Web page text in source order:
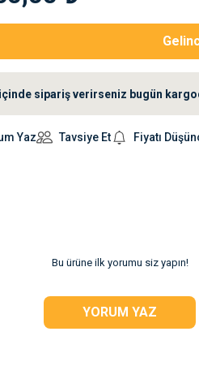
içinde sipariş verirseniz bugün
Yaz Tavsiye Et Fiyatı
Bu ürüne ilk yorumu siz yapın!
YORUM YAZ